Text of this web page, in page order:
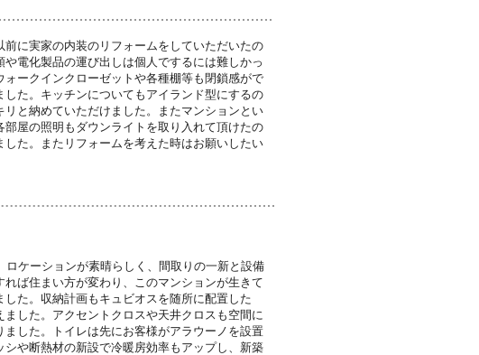
に実家の内装のリフォームをしていただいたの
電化製品の運び出しは個人でするには難しかっ
ークインクローゼットや各種棚等も閉鎖感がで
た。キッチンについてもアイランド型にするの
と納めていただけました。またマンションとい
屋の照明もダウンライトを取り入れて頂けたの
た。またリフォームを考えた時はお願いしたい
ケーションが素晴らしく、間取りの一新と設備
ば住まい方が変わり、このマンションが生きて
た。収納計画もキュビオスを随所に配置した
した。アクセントクロスや天井クロスも空間に
した。トイレは先にお客様がアラウーノを設置
や断熱材の新設で冷暖房効率もアップし、新築